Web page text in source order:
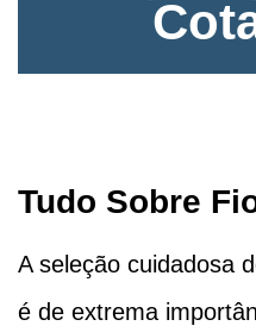
Tudo Sobre
A seleção cuidadosa
é de extrema